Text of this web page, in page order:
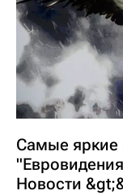
Самые
Новости